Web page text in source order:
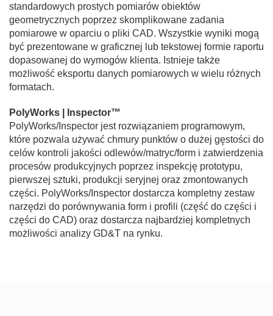
standardowych prostych pomiarów obiektów
geometrycznych poprzez skomplikowane zadania
pomiarowe w oparciu o pliki CAD. Wszystkie wyniki mogą
być prezentowane w graficznej lub tekstowej formie raportu
dopasowanej do wymogów klienta. Istnieje także
możliwość eksportu danych pomiarowych w wielu różnych
formatach.
PolyWorks | Inspector™
PolyWorks/Inspector jest rozwiązaniem programowym,
które pozwala używać chmury punktów o dużej gęstości do
celów kontroli jakości odlewów/matryc/form i zatwierdzenia
procesów produkcyjnych poprzez inspekcję prototypu,
pierwszej sztuki, produkcji seryjnej oraz zmontowanych
części. PolyWorks/Inspector dostarcza kompletny zestaw
narzędzi do porównywania form i profili (część do części i
części do CAD) oraz dostarcza najbardziej kompletnych
możliwości analizy GD&T na rynku.